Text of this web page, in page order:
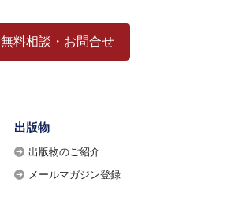
無料相談・お問合せ
出版物
出版物のご紹介
メールマガジン登録